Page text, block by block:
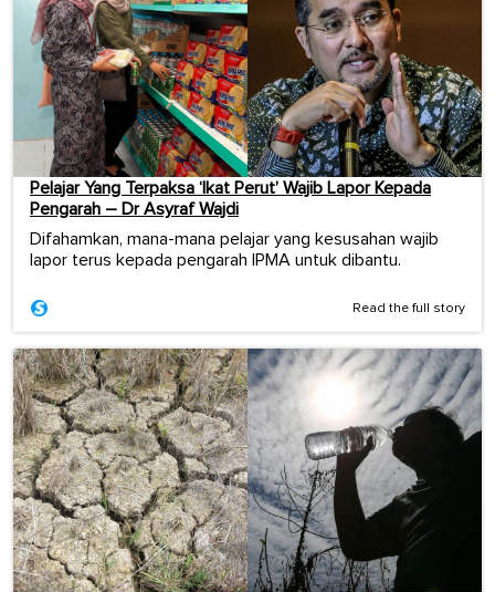
Pelajar Yang Terpaksa ‘Ikat Perut’ Wajib Lapor Kepada
Pengarah – Dr Asyraf Wajdi
Difahamkan, mana-mana pelajar yang kesusahan wajib
lapor terus kepada pengarah IPMA untuk dibantu.
Read the full story